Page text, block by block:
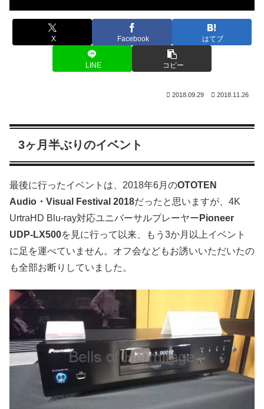
X Facebook はてブ
LINE コピー
2018.09.29 2018.11.26
3ヶ月半ぶりのイベント
最後に行ったイベントは、2018年6月のOTOTEN
Audio・Visual Festival 2018だったと思いますが、4K
UrtraHD Blu-ray対応ユニバーサルプレーヤー Pioneer
UDP-LX500を見に行って以来、もう3か月以上イベント
に足を運べていません。オフ会などもお誘いいただいたの
も全部お断りしていました。